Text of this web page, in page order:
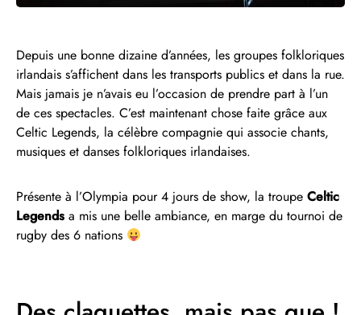
Depuis une bonne dizaine d’années, les groupes folkloriques
irlandais s’affichent dans les transports publics et dans la rue.
Mais jamais je n’avais eu l’occasion de prendre part à l’un
de ces spectacles. C’est maintenant chose faite grâce aux
Celtic Legends, la célèbre compagnie qui associe chants,
musiques et danses folkloriques irlandaises.
Présente à l’Olympia pour 4 jours de show, la troupe Celtic
Legends a mis une belle ambiance, en marge du tournoi de
rugby des 6 nations